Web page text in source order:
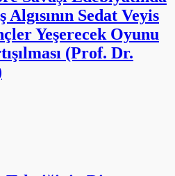
Divan
(Doç. Dr. Kaplan